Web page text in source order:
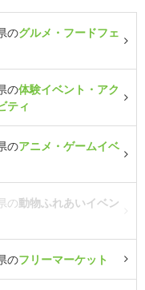
のグルメ・フードフェ
の体験イベント・アク
ティ
のアニメ・ゲームイベ
の動物ふれあいイベン
のフリーマーケット